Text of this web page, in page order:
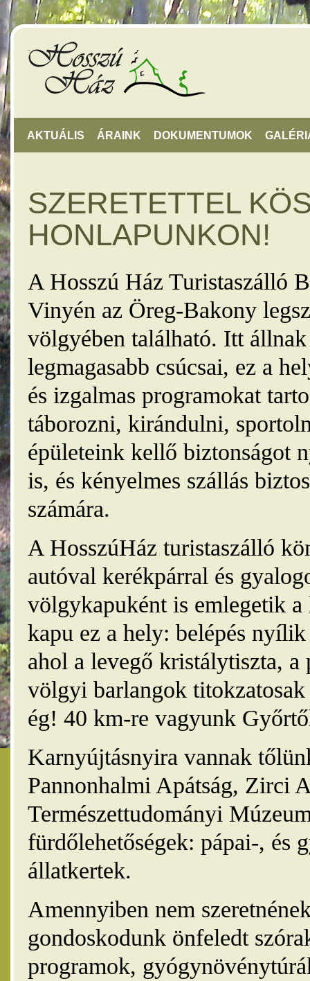
AKTUÁLIS ÁRAINK DOKUMENTUMOK
SZERETETTEL
HONLAPUNKON!
A Hosszú Ház Turistaszálló
Vinyén az Öreg-Bakony
völgyében található. Itt
legmagasabb csúcsai, ez a
és izgalmas programokat
táborozni, kirándulni,
épületeink kellő biztonságot
is, és kényelmes szállás
számára.
A HosszúHáz turistaszálló
autóval kerékpárral és
völgykapuként is emlegetik
kapu ez a hely: belépés
ahol a levegő kristálytiszta, a
völgyi barlangok
ég! 40 km-re vagyunk
Karnyújtásnyira vannak
Pannonhalmi Apátság, Zirci
Természettudományi
fürdőlehetőségek: pápai-, és
állatkertek.
Amennyiben nem
gondoskodunk önfeledt
programok,